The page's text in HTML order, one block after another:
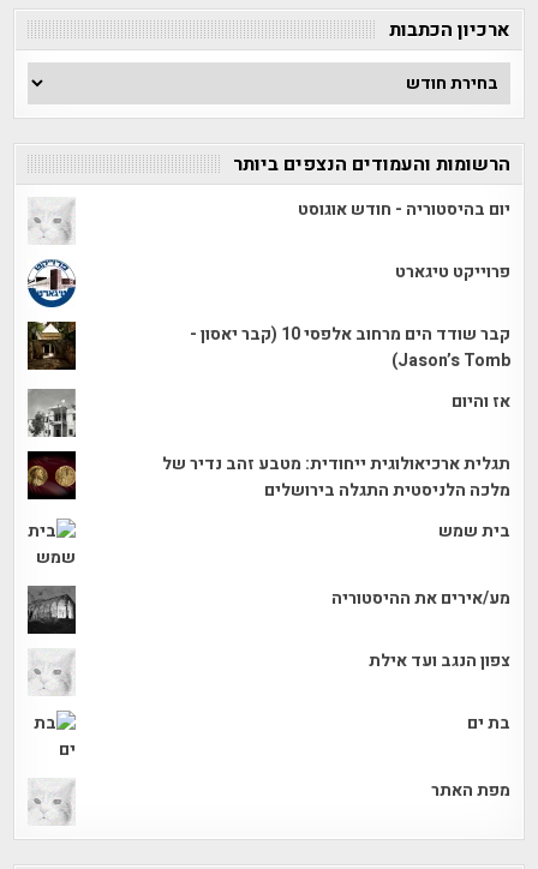
ארכיון הכתבות
ארכיון
הכתבות
הרשומות והעמודים הנצפים ביותר
יום בהיסטוריה - חודש אוגוסט
פרוייקט טיגארט
קבר שודד הים מרחוב אלפסי 10 (קבר יאסון -
Jason’s Tomb)
אז והיום
תגלית ארכיאולוגית ייחודית: מטבע זהב נדיר של
מלכה הלניסטית התגלה בירושלים
בית שמש
מע/אירים את ההיסטוריה
צפון הנגב ועד אילת
בת ים
מפת האתר